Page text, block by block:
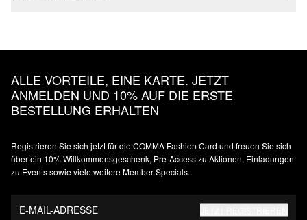
ALLE VORTEILE, EINE KARTE. JETZT
ANMELDEN UND 10% AUF DIE ERSTE
BESTELLUNG ERHALTEN
Registrieren Sie sich jetzt für die COMMA Fashion Card und freuen Sie sich
über ein 10% Willkommensgeschenk, Pre-Access zu Aktionen, Einladungen
zu Events sowie viele weitere Member Specials.
E-MAIL-ADRESSE